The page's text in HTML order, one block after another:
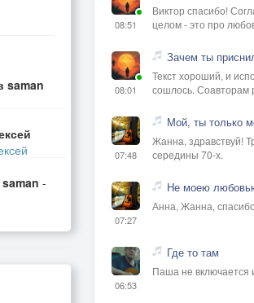
saman
-
08:51
Виктор спасибо!
целом - это про
08:01
Зачем ты
Текст хороший, и
сошлось. Соавторам
07:48
Мой, ты только
Жанна, здравствуй!
середины 70-х.
07:27
Не моею
Анна, Жанна,
06:53
Где то там
Паша не включается